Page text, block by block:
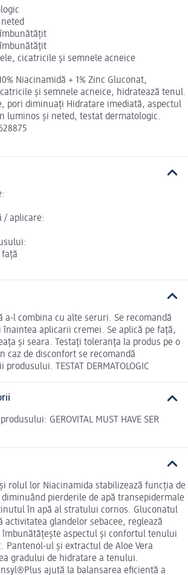
cicatricile și semnele acneice
Niacinamidă + 1% Zinc Gluconat,
și semnele acneice, hidratează tenul.
pori diminuați Hidratare imediată, aspectul
luminos și neted, testat dermatologic.
/ aplicare:
a-l combina cu alte seruri. Se recomandă
aplicarii cremei. Se aplică pe față,
și seara. Testați toleranța la produs pe o
caz de disconfort se recomandă
TESTAT DERMATOLOGIC
GEROVITAL MUST HAVE SER
rolul lor Niacinamida stabilizează funcția de
pierderile de apă transepidermale
în apă al stratului cornos. Gluconatul
activitatea glandelor sebacee, reglează
îmbunătățește aspectul și confortul tenului
Pantenol-ul și extractul de Aloe Vera
gradului de hidratare a tenului.
ajută la balansarea eficientă a